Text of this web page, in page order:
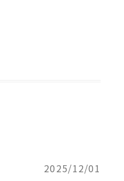
2025/12/01